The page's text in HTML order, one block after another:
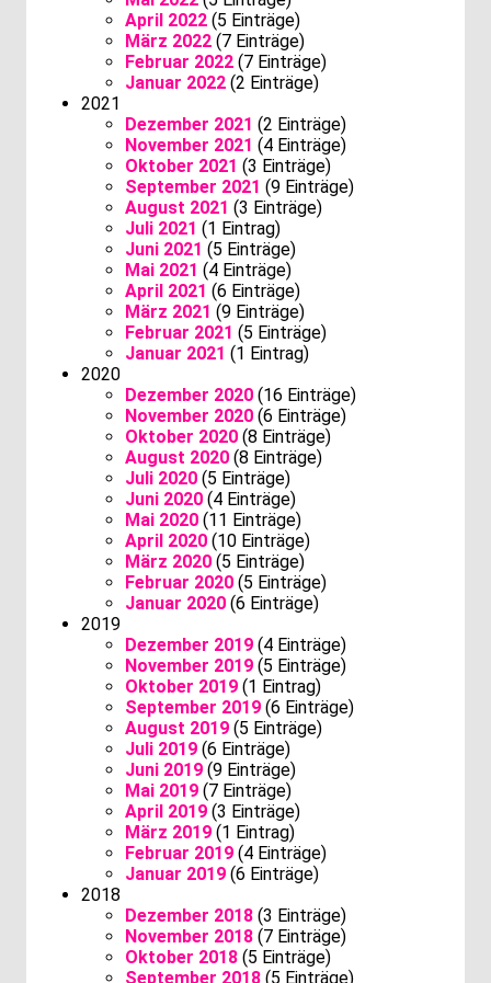
April 2022 (5 Einträge)
März 2022 (7 Einträge)
Februar 2022 (7 Einträge)
Januar 2022 (2 Einträge)
2021
Dezember 2021 (2 Einträge)
November 2021 (4 Einträge)
Oktober 2021 (3 Einträge)
September 2021 (9 Einträge)
August 2021 (3 Einträge)
Juli 2021 (1 Eintrag)
Juni 2021 (5 Einträge)
Mai 2021 (4 Einträge)
April 2021 (6 Einträge)
März 2021 (9 Einträge)
Februar 2021 (5 Einträge)
Januar 2021 (1 Eintrag)
2020
Dezember 2020 (16 Einträge)
November 2020 (6 Einträge)
Oktober 2020 (8 Einträge)
August 2020 (8 Einträge)
Juli 2020 (5 Einträge)
Juni 2020 (4 Einträge)
Mai 2020 (11 Einträge)
April 2020 (10 Einträge)
März 2020 (5 Einträge)
Februar 2020 (5 Einträge)
Januar 2020 (6 Einträge)
2019
Dezember 2019 (4 Einträge)
November 2019 (5 Einträge)
Oktober 2019 (1 Eintrag)
September 2019 (6 Einträge)
August 2019 (5 Einträge)
Juli 2019 (6 Einträge)
Juni 2019 (9 Einträge)
Mai 2019 (7 Einträge)
April 2019 (3 Einträge)
März 2019 (1 Eintrag)
Februar 2019 (4 Einträge)
Januar 2019 (6 Einträge)
2018
Dezember 2018 (3 Einträge)
November 2018 (7 Einträge)
Oktober 2018 (5 Einträge)
September 2018 (5 Einträge)